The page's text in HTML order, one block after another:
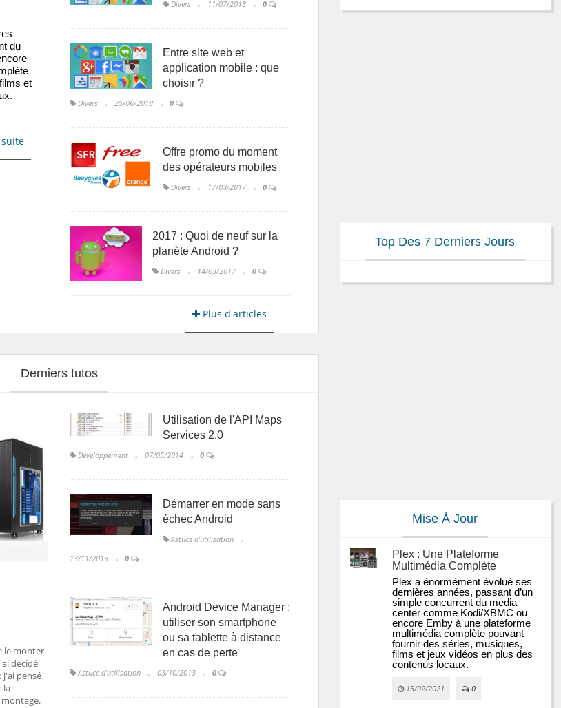
du
et
Divers 11/07/2018 0
Entre site web et
application mobile : que
choisir ?
Divers 25/06/2018 0
Offre promo du moment
des opérateurs mobiles
Divers 17/03/2017 0
2017 : Quoi de neuf sur la
planète Android ?
Divers 14/03/2017 0
Plus d'articles
Derniers tutos
le monter
décidé
pensé
la
Utilisation de l'API Maps
Services 2.0
Développement 07/05/2014 0
Démarrer en mode sans
échec Android
Astuce d'utilisation
13/11/2013
0
Android Device Manager :
utiliser son smartphone
ou sa tablette à distance
en cas de perte
Astuce d'utilisation 03/10/2013 0
Top Des 7 Derniers Jours
Mise À Jour
Plex : Une Plateforme
Multimédia Complète
Plex a énormément évolué ses
dernières années, passant d’un
simple concurrent du media
center comme Kodi/XBMC ou
encore Emby à une plateforme
multimédia complète pouvant
fournir des séries, musiques,
films et jeux vidéos en plus des
contenus locaux.
15/02/2021 0